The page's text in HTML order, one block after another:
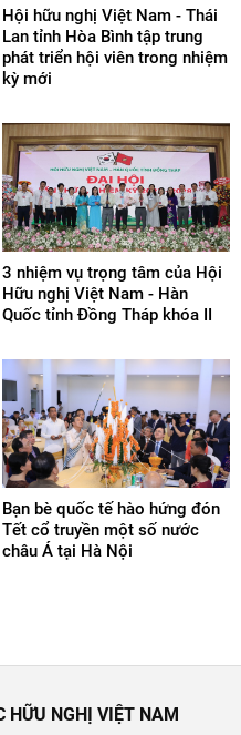
Hội hữu nghị Việt Nam - Thái
Lan tỉnh Hòa Bình tập trung
phát triển hội viên trong nhiệm
kỳ mới
3 nhiệm vụ trọng tâm của Hội
Hữu nghị Việt Nam - Hàn
Quốc tỉnh Đồng Tháp khóa II
Bạn bè quốc tế hào hứng đón
Tết cổ truyền một số nước
châu Á tại Hà Nội
HỮU NGHỊ VIỆT NAM